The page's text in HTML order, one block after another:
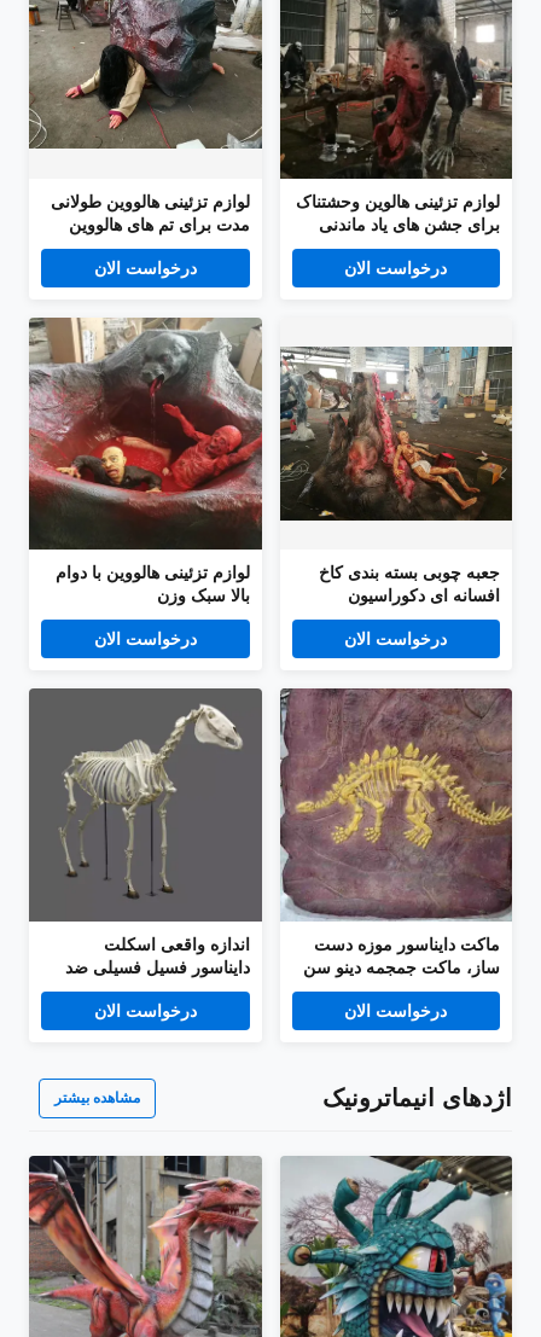
لوازم تزئینی هالوین وحشتناک
برای جشن های یاد ماندنی
درخواست الان
لوازم تزئینی هالووین طولانی
مدت برای تم های هالووین
پیشرفته
درخواست الان
جعبه چوبی بسته بندی کاخ
افسانه ای دکوراسیون
هالووین ضد باد محدود
درخواست الان
لوازم تزئینی هالووین با دوام
بالا سبک وزن
درخواست الان
ماکت دایناسور موزه دست
ساز، ماکت جمجمه دینو سن
جوانی
درخواست الان
اندازه واقعی اسکلت
دایناسور فسیل فسیلی ضد
آب / ضد آفتاب
درخواست الان
اژدهای انیماترونیک مشاهده بیشتر